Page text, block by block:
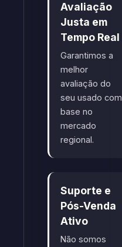
Avaliação
Justa em
Tempo Real
Garantimos a
melhor
avaliação do
seu usado com
base no
mercado
regional.
Suporte e
Pós-Venda
Ativo
Não somos